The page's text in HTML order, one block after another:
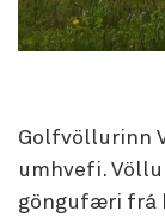
Golfvöllurinn
umhvefi.
göngufæri frá